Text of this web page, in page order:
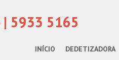
5933 5165
INÍCIO DEDETIZADORA